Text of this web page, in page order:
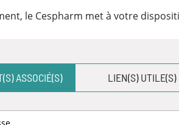
le Cespharm met à votre
ASSOCIÉ(S) LIEN(S) UTILE(S)